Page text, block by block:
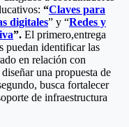
“Claves para
digitales” y “Redes y
”. El primero,entrega
puedan identificar las
en relación con
una propuesta de
busca fortalecer
de infraestructura